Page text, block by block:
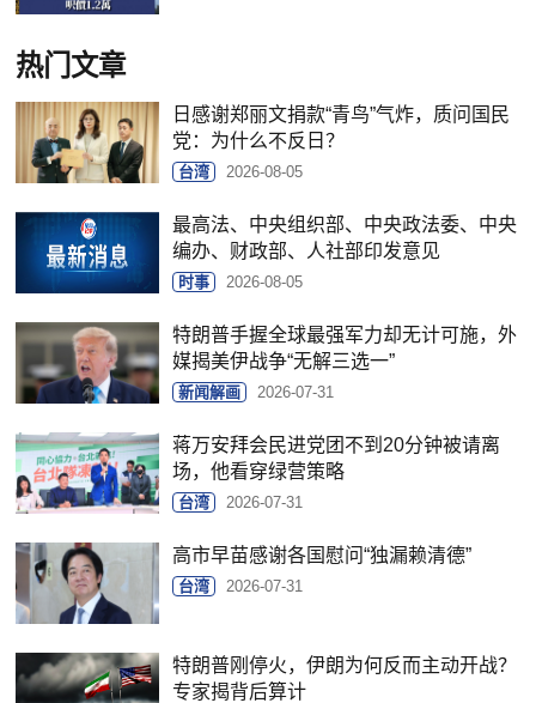
热门文章
日感谢郑丽文捐款“青鸟”气炸，质问国民
党：为什么不反日？
台湾 2026-08-05
最高法、中央组织部、中央政法委、中央
编办、财政部、人社部印发意见
时事 2026-08-05
特朗普手握全球最强军力却无计可施，外
媒揭美伊战争“无解三选一”
新闻解画 2026-07-31
蒋万安拜会民进党团不到20分钟被请离
场，他看穿绿营策略
台湾 2026-07-31
高市早苗感谢各国慰问“独漏赖清德”
台湾 2026-07-31
特朗普刚停火，伊朗为何反而主动开战？
专家揭背后算计